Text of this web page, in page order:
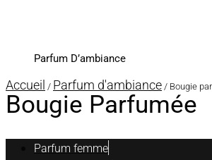
Parfum D’ambiance
Accueil / Parfum d'ambiance / Bougie
Bougie Parfumée
Parfum femme